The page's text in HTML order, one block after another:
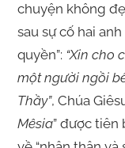
chuyện không
sau sự cố hai
quyền”: “Xin cho
một người ngồi
Thầy”, Chúa
Mêsia” được tiên